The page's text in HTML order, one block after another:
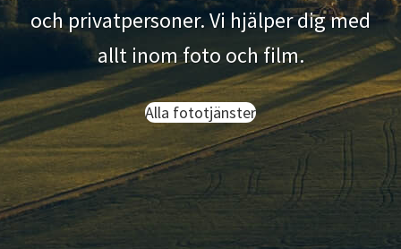
och privatpersoner. Vi hjälper dig med
allt inom foto och film.
Alla fototjänster